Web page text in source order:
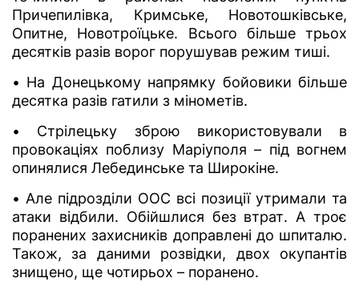
Причепилівка, Кримське, Новотошківське,
Опитне, Новотроїцьке. Всього більше трьох
десятків разів ворог порушував режим тиші.
• На Донецькому напрямку бойовики більше
десятка разів гатили з мінометів.
• Стрілецьку зброю використовували в
провокаціях поблизу Маріуполя – під вогнем
опинялися Лебединське та Широкіне.
• Але підрозділи ООС всі позиції утримали та
атаки відбили. Обійшлися без втрат. А троє
поранених захисників доправлені до шпиталю.
Також, за даними розвідки, двох окупантів
знищено, ще чотирьох – поранено.